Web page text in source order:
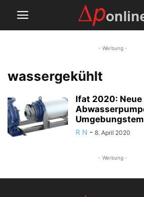
- Werbung -
wassergekühlt
Ifat 2020: Neue
R N - 8. April 2020
- Werbung -